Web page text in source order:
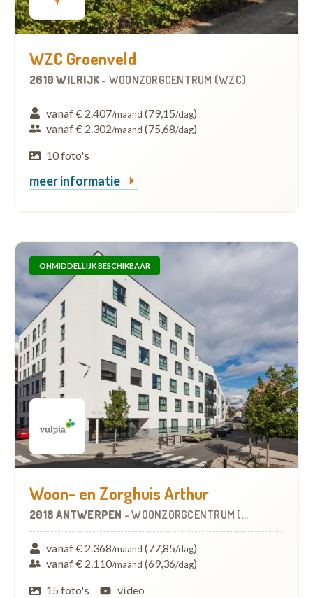
WZC Groenveld
2610 WILRIJK- WOONZORGCENTRUM (WZC)
vanaf € 2.407/maand (79,15/dag)
vanaf € 2.302/maand (75,68/dag)
10 foto's
meer informatie
ONMIDDELLIJK BESCHIKBAAR
Woon- en Zorghuis Arthur
2018 ANTWERPEN -WOONZORGCENTRUM (WZC)
vanaf € 2.368/maand (77,85/dag)
vanaf € 2.110/maand (69,36/dag)
15 foto's
video